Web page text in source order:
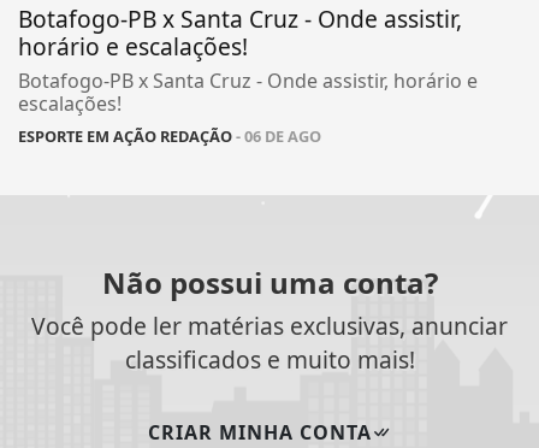
Botafogo-PB x Santa Cruz - Onde assistir,
horário e escalações!
Botafogo-PB x Santa Cruz - Onde assistir, horário e
escalações!
ESPORTE EM AÇÃO REDAÇÃO- 06 DE AGO
Não possui uma conta?
Você pode ler matérias exclusivas, anunciar
classificados e muito mais!
CRIAR MINHA CONTA